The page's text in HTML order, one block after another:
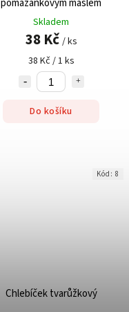
pomazánkovým máslem
Skladem
38 Kč / ks
38 Kč / 1 ks
Do košíku
Chlebíček tvarůžkový
Kód: 8